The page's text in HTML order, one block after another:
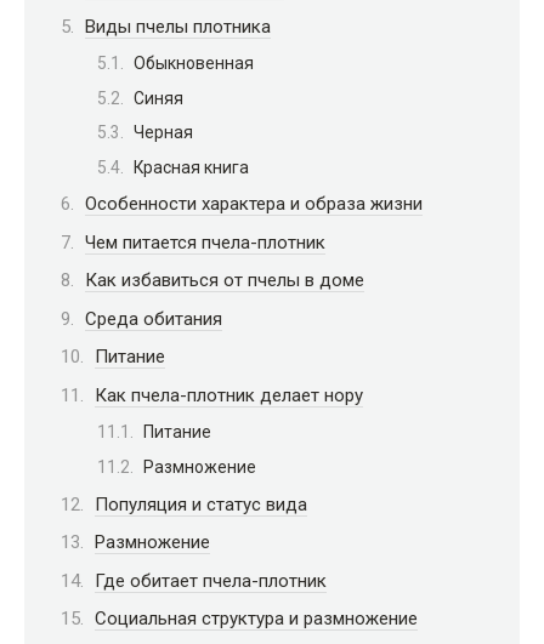
Виды пчелы плотника
Обыкновенная
Синяя
Черная
Красная книга
Особенности характера и образа жизни
Чем питается пчела-плотник
Как избавиться от пчелы в доме
Среда обитания
Питание
Как пчела-плотник делает нору
Питание
Размножение
Популяция и статус вида
Размножение
Где обитает пчела-плотник
Социальная структура и размножение